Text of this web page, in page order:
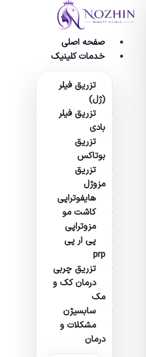
صفحه اصلی
خدمات کلینیک
تزریق فیلر
(ژل)
تزریق فیلر
بادی
تزریق
بوتاکس
تزریق
مزوژل
هایفوتراپی
کاشت مو
مزوتراپی
پی ار پی
تزریق چربی
درمان کک و
مک
سابسیژن
مشکلات و
درمان